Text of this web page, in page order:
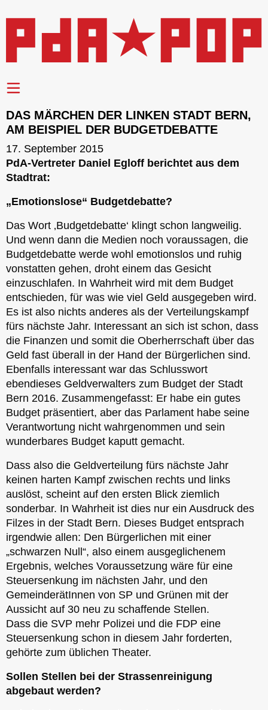
DAS MÄRCHEN DER LINKEN STADT BERN,
AM BEISPIEL DER BUDGETDEBATTE
17. September 2015
PdA-Vertreter Daniel Egloff berichtet aus dem
Stadtrat:
„Emotionslose“ Budgetdebatte?
Das Wort ‚Budgetdebatte‘ klingt schon langweilig.
Und wenn dann die Medien noch voraussagen, die
Budgetdebatte werde wohl emotionslos und ruhig
vonstatten gehen, droht einem das Gesicht
einzuschlafen. In Wahrheit wird mit dem Budget
entschieden, für was wie viel Geld ausgegeben wird.
Es ist also nichts anderes als der Verteilungskampf
fürs nächste Jahr. Interessant an sich ist schon, dass
die Finanzen und somit die Oberherrschaft über das
Geld fast überall in der Hand der Bürgerlichen sind.
Ebenfalls interessant war das Schlusswort
ebendieses Geldverwalters zum Budget der Stadt
Bern 2016. Zusammengefasst: Er habe ein gutes
Budget präsentiert, aber das Parlament habe seine
Verantwortung nicht wahrgenommen und sein
wunderbares Budget kaputt gemacht.
Dass also die Geldverteilung fürs nächste Jahr
keinen harten Kampf zwischen rechts und links
auslöst, scheint auf den ersten Blick ziemlich
sonderbar. In Wahrheit ist dies nur ein Ausdruck des
Filzes in der Stadt Bern. Dieses Budget entsprach
irgendwie allen: Den Bürgerlichen mit einer
„schwarzen Null“, also einem ausgeglichenem
Ergebnis, welches Voraussetzung wäre für eine
Steuersenkung im nächsten Jahr, und den
GemeinderätInnen von SP und Grünen mit der
Aussicht auf 30 neu zu schaffende Stellen.
Dass die SVP mehr Polizei und die FDP eine
Steuersenkung schon in diesem Jahr forderten,
gehörte zum üblichen Theater.
Sollen Stellen bei der Strassenreinigung
abgebaut werden?